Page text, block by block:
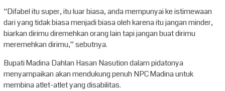
“Difabel itu super, itu luar biasa, anda mempunyai ke istimewaan
dari yang tidak biasa menjadi biasa oleh karena itu jangan minder,
biarkan dirimu diremehkan orang lain tapi jangan buat dirimu
meremehkan dirimu,” sebutnya.
Bupati Madina Dahlan Hasan Nasution dalam pidatonya
menyampaikan akan mendukung penuh NPC Madina untuk
membina atlet-atlet yang disabilitas.